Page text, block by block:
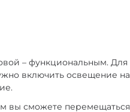
– функциональным. Для
включить освещение на
вы сможете перемещаться